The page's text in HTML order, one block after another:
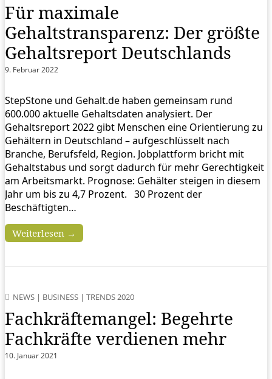
Für maximale
Gehaltstransparenz: Der größte
Gehaltsreport Deutschlands
9. Februar 2022
StepStone und Gehalt.de haben gemeinsam rund
600.000 aktuelle Gehaltsdaten analysiert. Der
Gehaltsreport 2022 gibt Menschen eine Orientierung zu
Gehältern in Deutschland – aufgeschlüsselt nach
Branche, Berufsfeld, Region. Jobplattform bricht mit
Gehaltstabus und sorgt dadurch für mehr Gerechtigkeit
am Arbeitsmarkt. Prognose: Gehälter steigen in diesem
Jahr um bis zu 4,7 Prozent. 30 Prozent der
Beschäftigten…
Weiterlesen →
NEWS | BUSINESS | TRENDS 2020
Fachkräftemangel: Begehrte
Fachkräfte verdienen mehr
10. Januar 2021